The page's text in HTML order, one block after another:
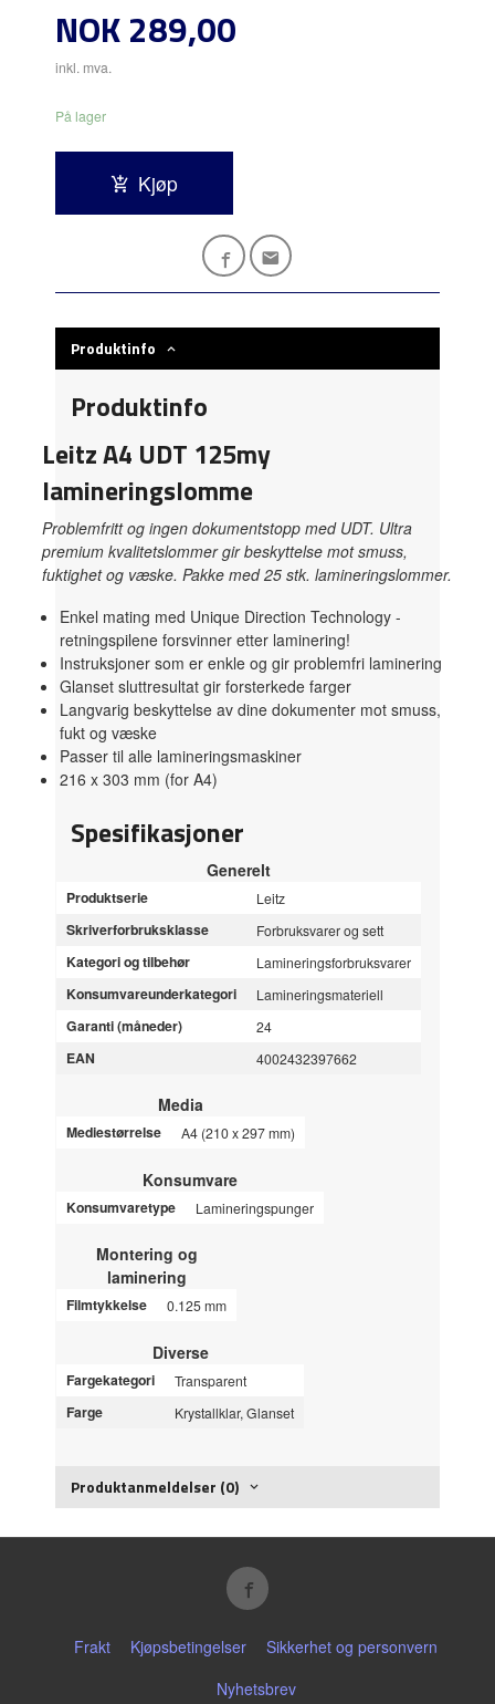
Pris
NOK289,00
inkl. mva.
På lager
Kjøp
Produktinfo
Produktinfo
Leitz A4 UDT 125my
lamineringslomme
Problemfritt og ingen dokumentstopp med UDT. Ultra
premium kvalitetslommer gir beskyttelse mot smuss,
fuktighet og væske. Pakke med 25 stk. lamineringslommer.
Enkel mating med Unique Direction Technology -
retningspilene forsvinner etter laminering!
Instruksjoner som er enkle og gir problemfri laminering
Glanset sluttresultat gir forsterkede farger
Langvarig beskyttelse av dine dokumenter mot smuss,
fukt og væske
Passer til alle lamineringsmaskiner
216 x 303 mm (for A4)
Spesifikasjoner
Generelt
Produktserie Leitz
Skriverforbruksklasse Forbruksvarer og sett
Kategori og tilbehør Lamineringsforbruksvarer
Konsumvareunderkategori Lamineringsmateriell
Garanti (måneder) 24
EAN 4002432397662
Media
Mediestørrelse A4 (210 x 297 mm)
Konsumvare
Konsumvaretype Lamineringspunger
Montering og
laminering
Filmtykkelse 0.125 mm
Diverse
Fargekategori Transparent
Farge Krystallklar, Glanset
Produktanmeldelser (0)
Frakt Kjøpsbetingelser
Sikkerhet og personvern
Nyhetsbrev